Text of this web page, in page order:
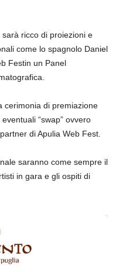
ricco di proiezioni e
come lo spagnolo Daniel
Festin un Panel
cerimonia di premiazione
“swap” ovvero
di Apulia Web Fest.
saranno come sempre il
in gara e gli ospiti di